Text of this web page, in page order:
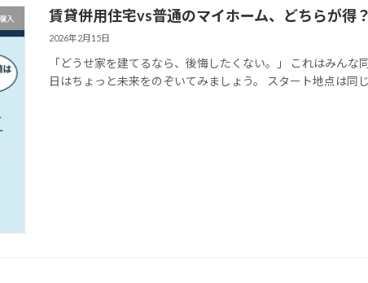
入 賃貸併用住宅vs普通のマイホーム、どちらが得
2026年2月15日
「どうせ家を建てるなら、後悔したくない。」 これはみん
日はちょっと未来をのぞいてみましょう。 スタート地点は同